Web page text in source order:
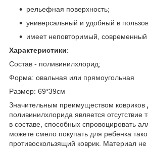
рельефная поверхность;
универсальный и удобный в
имеет неповторимый, современный
Характеристики:
Состав - поливинилхлорид;
Форма: овальная или прямоугольная
Размер: 69*39см
Значительным преимуществом ковриков
поливинилхлорида является отсутствие
в составе, способных спровоцировать
можете смело покупать для ребенка
противоскользящий коврик. Материал не